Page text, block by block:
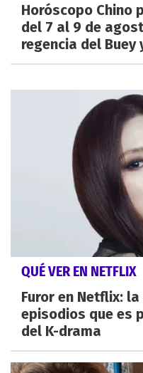
Horóscopo Chino
del 7 al 9 de
regencia del Buey
QUÉ VER EN NETFLIX
Furor en Netflix:
episodios que es
del K-drama